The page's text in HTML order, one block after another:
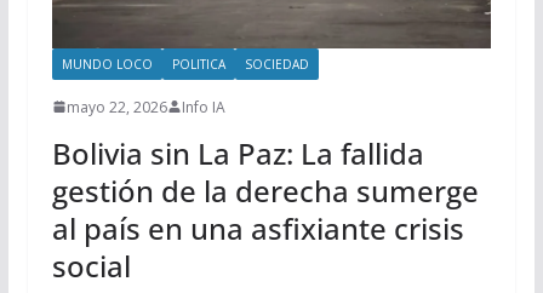
MUNDO LOCO POLITICA SOCIEDAD
mayo 22, 2026 Info IA
Bolivia sin La Paz: La fallida
gestión de la derecha sumerge
al país en una asfixiante crisis
social